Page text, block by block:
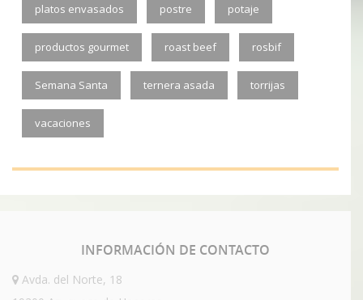
platos envasados postre potaje
productos gourmet roast beef rosbif
Semana Santa ternera asada torrijas
vacaciones
INFORMACIÓN DE CONTACTO
Avda. del Norte, 18